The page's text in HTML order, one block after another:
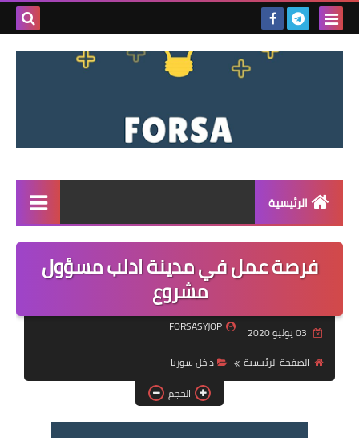
بحث
الرئيسية
القائمة
مناقصات
فرص عمل داخل سوريا
فرص عمل في العراق
فرص عمل في اليمن
فرصة عمل في مدينة ادلب مسؤول
مشروع
FORSASYJOP
الصفحة الرئيسية
داخل سوريا
الحجم